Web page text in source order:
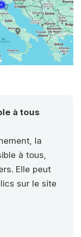
à tous
la
à tous,
Elle peut
sur le site